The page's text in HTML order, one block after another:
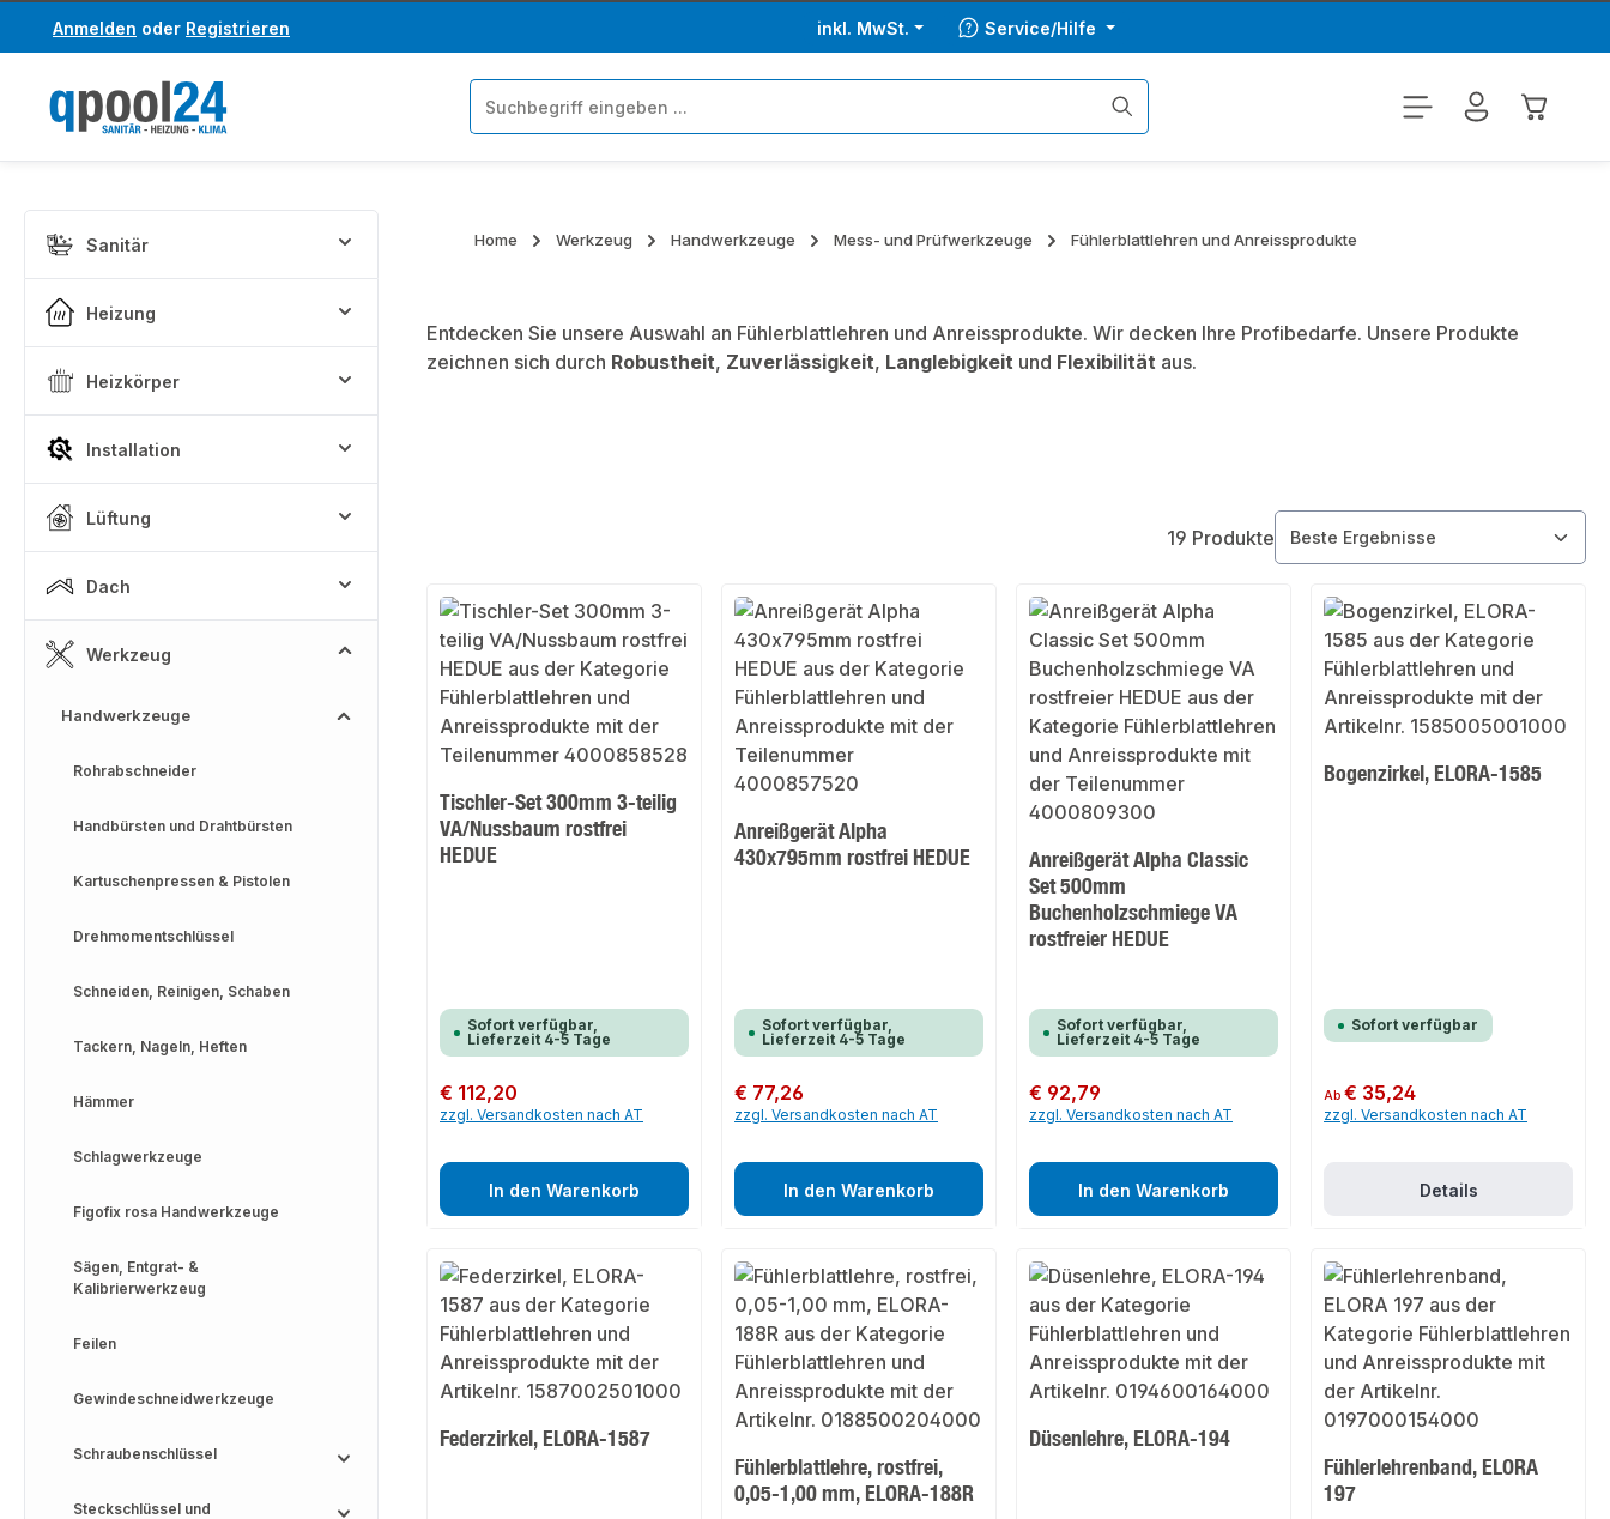
Hauptinhalt springen
Zur Suche springen
Anmelden oder Registrieren inkl. MwSt. Service/Hilfe
Sanitär
Heizung
Heizkörper
Installation
Lüftung
Dach
Werkzeug
Handwerkzeuge
Rohrabschneider
Handbürsten und Drahtbürsten
Kartuschenpressen & Pistolen
Drehmomentschlüssel
Schneiden, Reinigen, Schaben
Tackern, Nageln, Heften
Hämmer
Schlagwerkzeuge
Figofix rosa Handwerkzeuge
Sägen, Entgrat- &
Kalibrierwerkzeug
Feilen
Gewindeschneidwerkzeuge
Schraubenschlüssel
Steckschlüssel und
Home Werkzeug Handwerkzeuge Mess- und Prüfwerkzeuge Fühlerblattlehren und Anreissprodukte
Entdecken Sie unsere Auswahl an Fühlerblattlehren und Anreissprodukte. Wir decken Ihre Profibedarfe. Unsere Produkte
zeichnen sich durch Robustheit, Zuverlässigkeit, Langlebigkeit und Flexibilität aus.
19 Produkte
Tischler-Set 300mm 3-teilig
VA/Nussbaum rostfrei
HEDUE
Sofort verfügbar,
Lieferzeit 4-5 Tage
Regulärer Preis:
€ 112,20
zzgl. Versandkosten nach AT
In den Warenkorb
Anreißgerät Alpha
430x795mm rostfrei HEDUE
Sofort verfügbar,
Lieferzeit 4-5 Tage
Regulärer Preis:
€ 77,26
zzgl. Versandkosten nach AT
In den Warenkorb
Anreißgerät Alpha Classic
Set 500mm
Buchenholzschmiege VA
rostfreier HEDUE
Sofort verfügbar,
Lieferzeit 4-5 Tage
Regulärer Preis:
€ 92,79
zzgl. Versandkosten nach AT
In den Warenkorb
Bogenzirkel, ELORA-1585
Sofort verfügbar
Regulärer Preis:
Ab€ 35,24
zzgl. Versandkosten nach AT
Details
Federzirkel, ELORA-1587
Fühlerblattlehre, rostfrei,
0,05-1,00 mm, ELORA-188R
Düsenlehre, ELORA-194
Fühlerlehrenband, ELORA
197